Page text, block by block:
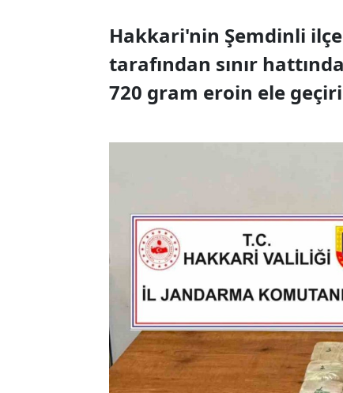
Hakkari'nin Şemdinli
tarafından sınır
720 gram eroin ele